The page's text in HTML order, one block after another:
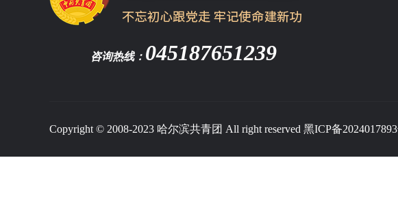
咨询热线： 045187651239
Copyright © 2008-2023 哈尔滨共青团 All right reserved 黑ICP备